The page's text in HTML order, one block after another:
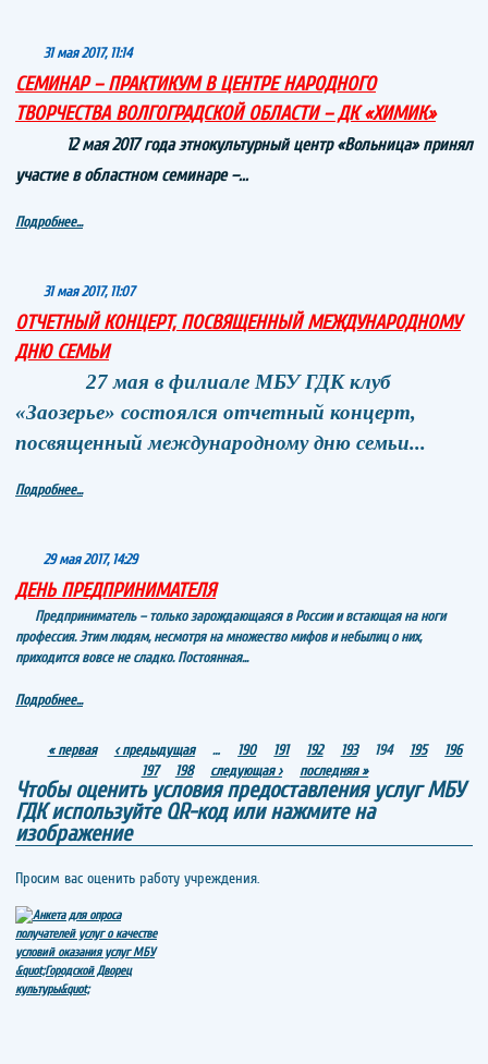
31 мая 2017, 11:14
СЕМИНАР – ПРАКТИКУМ В ЦЕНТРЕ НАРОДНОГО
ТВОРЧЕСТВА ВОЛГОГРАДСКОЙ ОБЛАСТИ – ДК «ХИМИК»
12 мая 2017 года этнокультурный центр «Вольница» принял
участие в областном семинаре –...
Подробнее...
31 мая 2017, 11:07
ОТЧЕТНЫЙ КОНЦЕРТ, ПОСВЯЩЕННЫЙ МЕЖДУНАРОДНОМУ
ДНЮ СЕМЬИ
27 мая в филиале МБУ ГДК клуб
«Заозерье» состоялся отчетный концерт,
посвященный международному дню семьи...
Подробнее...
29 мая 2017, 14:29
ДЕНЬ ПРЕДПРИНИМАТЕЛЯ
Предприниматель – только зарождающаяся в России и встающая на ноги
профессия. Этим людям, несмотря на множество мифов и небылиц о них,
приходится вовсе не сладко. Постоянная...
Подробнее...
Страницы
« первая ‹ предыдущая … 190 191 192 193 194 195
196
197
198 следующая › последняя »
Чтобы оценить условия предоставления услуг МБУ
ГДК используйте QR-код или нажмите на
изображение
Просим вас оценить работу учреждения.